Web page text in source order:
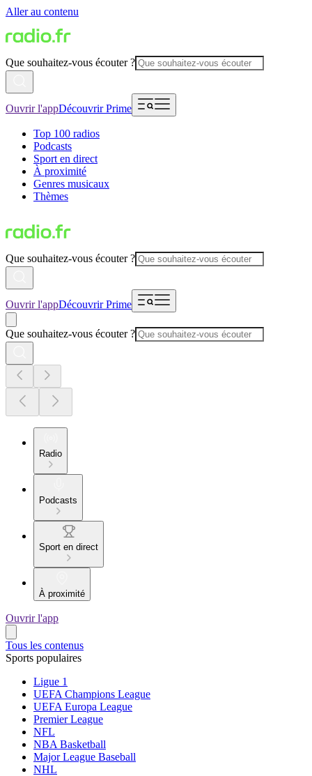
Aller au contenu
Que souhaitez-vous écouter ?
Ouvrir l'appDécouvrir Prime
Top 100 radios
Podcasts
Sport en direct
À proximité
Genres musicaux
Thèmes
Que souhaitez-vous écouter ?
Ouvrir l'appDécouvrir Prime
Que souhaitez-vous écouter ?
Radio
Podcasts
Sport en direct
À proximité
Ouvrir l'app
Tous les contenus
Sports populaires
Ligue 1
UEFA Champions League
UEFA Europa League
Premier League
NFL
NBA Basketball
Major League Baseball
NHL